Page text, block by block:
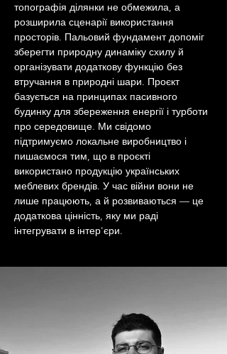
топографія ділянки не обмежила, а
розширила сценарії використання
просторів. Пальовий фундамент допоміг
зберегти природну динаміку схилу й
організувати додаткову функцію без
втручання в природні шари. Проєкт
базується на принципах пасивного
будинку для збереження енергії і турботи
про середовище. Ми свідомо
підтримуємо локальне виробництво і
пишаємося тим, що в проєкті
використано продукцію українських
меблевих брендів. У час війни вони не
лише працюють, а й розвиваються — це
додаткова цінність, яку ми раді
інтегрувати в інтер'єри.